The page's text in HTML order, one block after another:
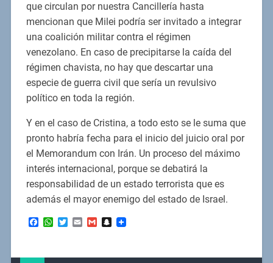
que circulan por nuestra Cancillería hasta
mencionan que Milei podría ser invitado a integrar
una coalición militar contra el régimen
venezolano. En caso de precipitarse la caída del
régimen chavista, no hay que descartar una
especie de guerra civil que sería un revulsivo
político en toda la región.
Y en el caso de Cristina, a todo esto se le suma que
pronto habría fecha para el inicio del juicio oral por
el Memorandum con Irán. Un proceso del máximo
interés internacional, porque se debatirá la
responsabilidad de un estado terrorista que es
además el mayor enemigo del estado de Israel.
Facebook
WhatsApp
TwitterEmailGmailSnapchat